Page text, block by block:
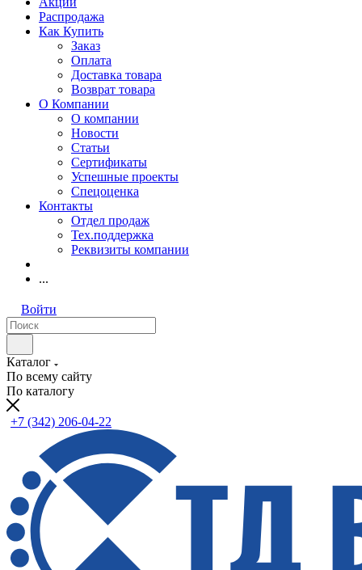
Распродажа
Как Купить
Заказ
Оплата
Доставка товара
Возврат товара
О Компании
О компании
Новости
Статьи
Сертификаты
Успешные проекты
Спецоценка
Контакты
Отдел продаж
Тех.поддержка
Реквизиты компании
...
Войти
Каталог
По всему сайту
По каталогу
+7 (342) 206-04-22